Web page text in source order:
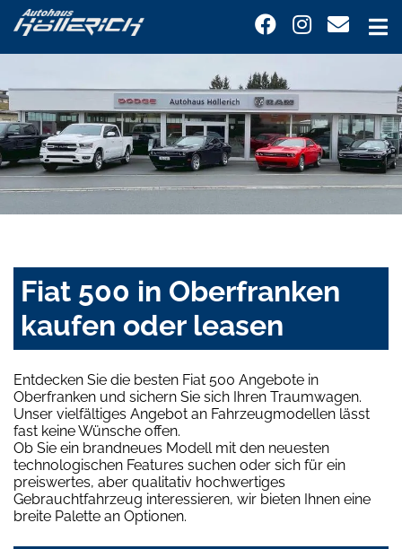
Fiat 500 in Oberfranken
kaufen oder leasen
Entdecken Sie die besten Fiat 500 Angebote in
Oberfranken und sichern Sie sich Ihren Traumwagen.
Unser vielfältiges Angebot an Fahrzeugmodellen lässt
fast keine Wünsche offen.
Ob Sie ein brandneues Modell mit den neuesten
technologischen Features suchen oder sich für ein
preiswertes, aber qualitativ hochwertiges
Gebrauchtfahrzeug interessieren, wir bieten Ihnen eine
breite Palette an Optionen.